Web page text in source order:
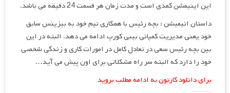
این اینیمشن کمدی است و مدت زمان هر قسمت 24 دقیقه می باشد.
داستان انیمیشن : بچه رئیس با همکاری تیم خود به بیزینس سابق
خود یعنی مدیریت کمپانی بیبی کورپ ادامه می دهد. البته در این
بین بچه رئیس سعی در تعادل کامل در امورات کاری و زندگی شخصی
خود را دارد که البته سر راه مشکلاتی برای اون پیش می آید…
برای دانلود کارتون به ادامه مطلب بروید